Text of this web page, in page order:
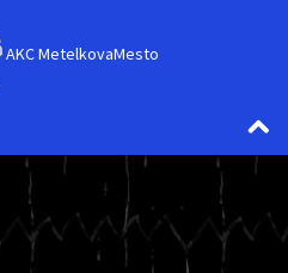
AKC MetelkovaMesto